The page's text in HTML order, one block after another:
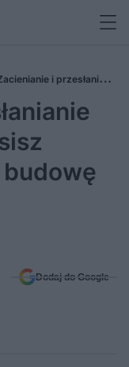
i przesłanianie
lub nasadzenia?
Dodaj do Google